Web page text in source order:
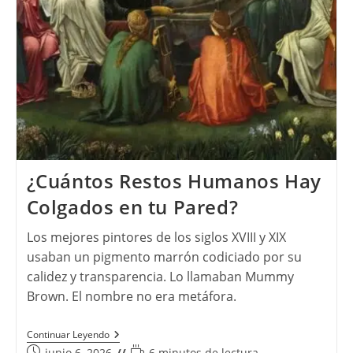
¿Cuántos Restos Humanos Hay
Colgados en tu Pared?
Los mejores pintores de los siglos XVIII y XIX
usaban un pigmento marrón codiciado por su
calidez y transparencia. Lo llamaban Mummy
Brown. El nombre no era metáfora.
Continuar Leyendo¿Cuántos
Restos